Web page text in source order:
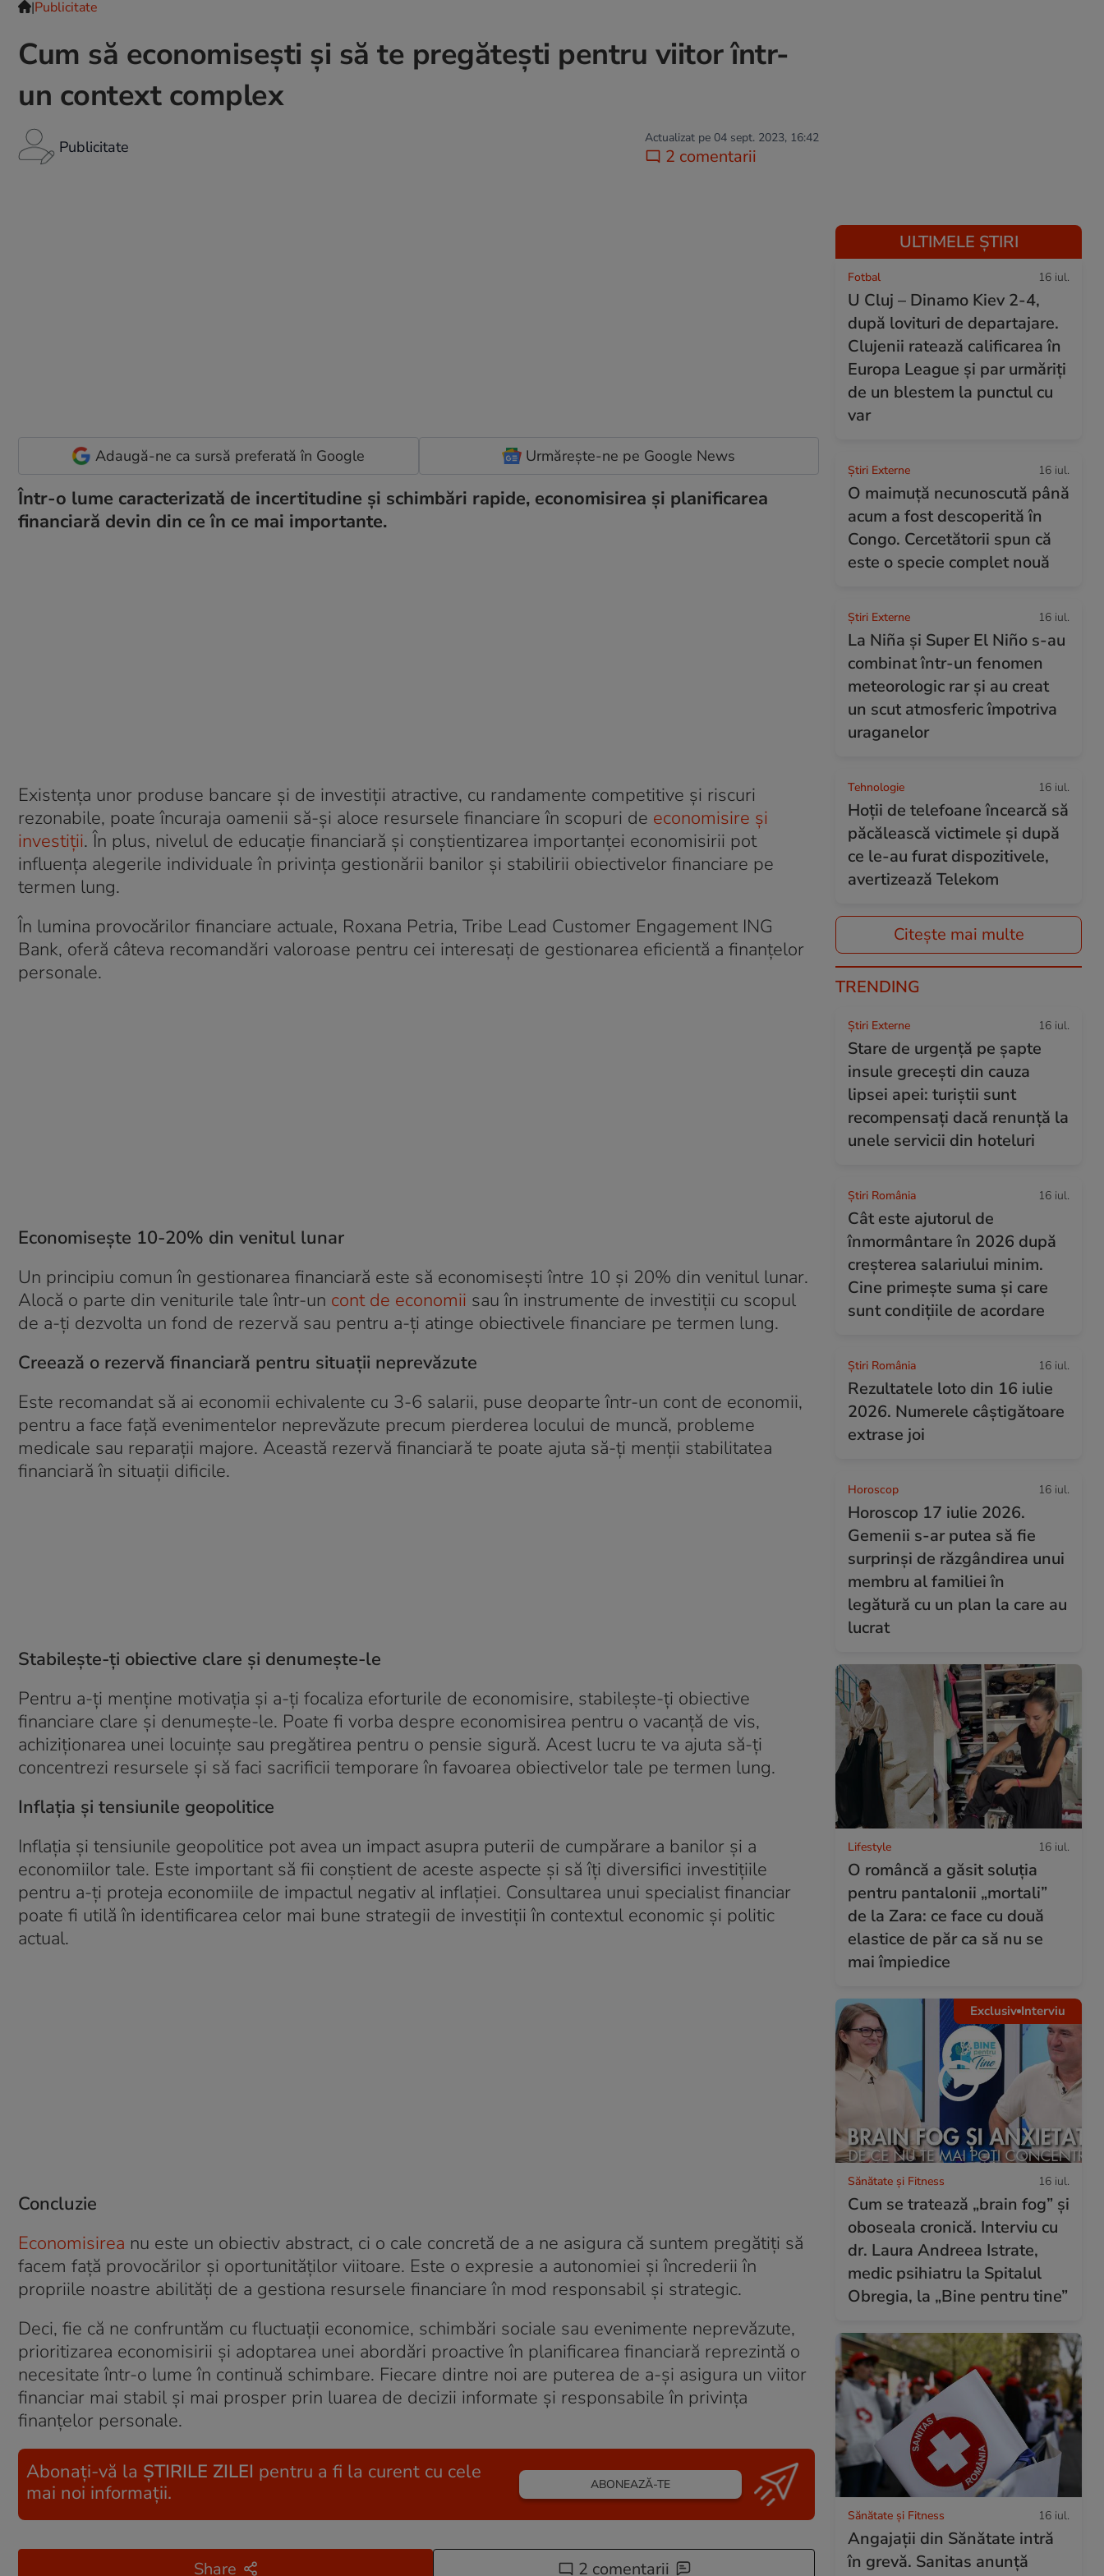
|Publicitate
Cum să economisești și să te pregătești pentru viitor într-
un context complex
Publicitate Actualizat pe 04 sept. 2023, 16:42
2 comentarii
Adaugă-ne ca sursă preferată în Google Urmărește-ne pe Google News
Într-o lume caracterizată de incertitudine și schimbări rapide, economisirea și planificarea
financiară devin din ce în ce mai importante.
Existența unor produse bancare și de investiții atractive, cu randamente competitive și riscuri
rezonabile, poate încuraja oamenii să-și aloce resursele financiare în scopuri de economisire și
investiții. În plus, nivelul de educație financiară și conștientizarea importanței economisirii pot
influența alegerile individuale în privința gestionării banilor și stabilirii obiectivelor financiare pe
termen lung.
În lumina provocărilor financiare actuale, Roxana Petria, Tribe Lead Customer Engagement ING
Bank, oferă câteva recomandări valoroase pentru cei interesați de gestionarea eficientă a finanțelor
personale.
Economisește 10-20% din venitul lunar
Un principiu comun în gestionarea financiară este să economisești între 10 și 20% din venitul lunar.
Alocă o parte din veniturile tale într-un cont de economii sau în instrumente de investiții cu scopul
de a-ți dezvolta un fond de rezervă sau pentru a-ți atinge obiectivele financiare pe termen lung.
Creează o rezervă financiară pentru situații neprevăzute
Este recomandat să ai economii echivalente cu 3-6 salarii, puse deoparte într-un cont de economii,
pentru a face față evenimentelor neprevăzute precum pierderea locului de muncă, probleme
medicale sau reparații majore. Această rezervă financiară te poate ajuta să-ți menții stabilitatea
financiară în situații dificile.
Stabilește-ți obiective clare și denumește-le
Pentru a-ți menține motivația și a-ți focaliza eforturile de economisire, stabilește-ți obiective
financiare clare și denumește-le. Poate fi vorba despre economisirea pentru o vacanță de vis,
achiziționarea unei locuințe sau pregătirea pentru o pensie sigură. Acest lucru te va ajuta să-ți
concentrezi resursele și să faci sacrificii temporare în favoarea obiectivelor tale pe termen lung.
Inflația și tensiunile geopolitice
Inflația și tensiunile geopolitice pot avea un impact asupra puterii de cumpărare a banilor și a
economiilor tale. Este important să fii conștient de aceste aspecte și să îți diversifici investițiile
pentru a-ți proteja economiile de impactul negativ al inflației. Consultarea unui specialist financiar
poate fi utilă în identificarea celor mai bune strategii de investiții în contextul economic și politic
actual.
Concluzie
Economisirea nu este un obiectiv abstract, ci o cale concretă de a ne asigura că suntem pregătiți să
facem față provocărilor și oportunităților viitoare. Este o expresie a autonomiei și încrederii în
propriile noastre abilități de a gestiona resursele financiare în mod responsabil și strategic.
Deci, fie că ne confruntăm cu fluctuații economice, schimbări sociale sau evenimente neprevăzute,
prioritizarea economisirii și adoptarea unei abordări proactive în planificarea financiară reprezintă o
necesitate într-o lume în continuă schimbare. Fiecare dintre noi are puterea de a-și asigura un viitor
financiar mai stabil și mai prosper prin luarea de decizii informate și responsabile în privința
finanțelor personale.
Abonați-vă la ȘTIRILE ZILEI pentru a fi la curent cu cele
mai noi informații.
ABONEAZĂ-TE
Share 2 comentarii
ULTIMELE ȘTIRI
Fotbal 16 iul.
U Cluj – Dinamo Kiev 2-4,
după lovituri de departajare.
Clujenii ratează calificarea în
Europa League și par urmăriți
de un blestem la punctul cu
var
Știri Externe 16 iul.
O maimuță necunoscută până
acum a fost descoperită în
Congo. Cercetătorii spun că
este o specie complet nouă
Știri Externe 16 iul.
La Niña și Super El Niño s-au
combinat într-un fenomen
meteorologic rar și au creat
un scut atmosferic împotriva
uraganelor
Tehnologie 16 iul.
Hoții de telefoane încearcă să
păcălească victimele și după
ce le-au furat dispozitivele,
avertizează Telekom
Citește mai multe
TRENDING
Știri Externe 16 iul.
Stare de urgență pe șapte
insule grecești din cauza
lipsei apei: turiștii sunt
recompensați dacă renunță la
unele servicii din hoteluri
Știri România 16 iul.
Cât este ajutorul de
înmormântare în 2026 după
creșterea salariului minim.
Cine primește suma și care
sunt condițiile de acordare
Știri România 16 iul.
Rezultatele loto din 16 iulie
2026. Numerele câștigătoare
extrase joi
Horoscop 16 iul.
Horoscop 17 iulie 2026.
Gemenii s-ar putea să fie
surprinși de răzgândirea unui
membru al familiei în
legătură cu un plan la care au
lucrat
Lifestyle 16 iul.
O româncă a găsit soluția
pentru pantalonii „mortali”
de la Zara: ce face cu două
elastice de păr ca să nu se
mai împiedice
Exclusiv Interviu
Sănătate și Fitness 16 iul.
Cum se tratează „brain fog” și
oboseala cronică. Interviu cu
dr. Laura Andreea Istrate,
medic psihiatru la Spitalul
Obregia, la „Bine pentru tine”
Sănătate și Fitness 16 iul.
Angajații din Sănătate intră
în grevă. Sanitas anunță